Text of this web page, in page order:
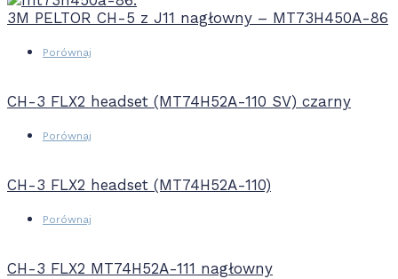
3M PELTOR CH-5 z J11 nagłowny – MT73H450A-86
Porównaj
CH-3 FLX2 headset (MT74H52A-110 SV) czarny
Porównaj
CH-3 FLX2 headset (MT74H52A-110)
Porównaj
CH-3 FLX2 MT74H52A-111 nagłowny